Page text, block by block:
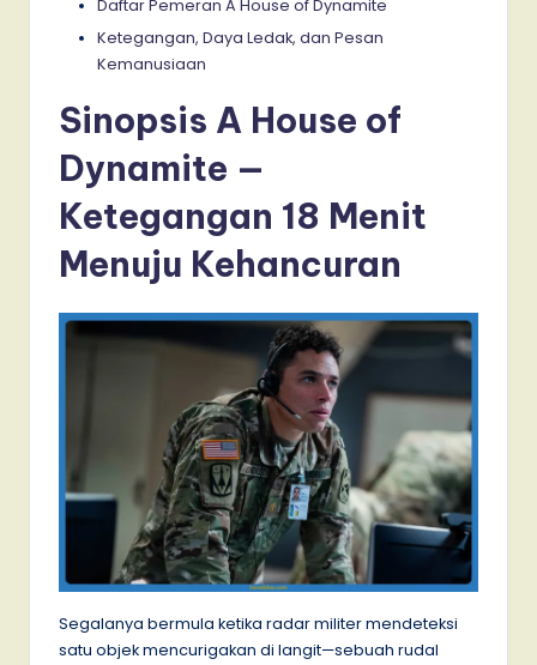
Daftar Pemeran A House of Dynamite
Ketegangan, Daya Ledak, dan Pesan
Kemanusiaan
Sinopsis A House of
Dynamite —
Ketegangan 18 Menit
Menuju Kehancuran
Segalanya bermula ketika radar militer mendeteksi
satu objek mencurigakan di langit—sebuah rudal